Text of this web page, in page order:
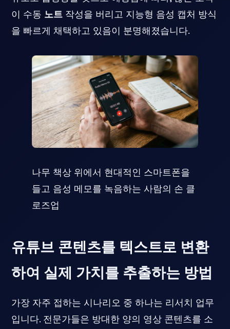
이 수동 노트 작성을 버리고 지능형 음성 캡처 방식
을 빠르게 채택하고 있음이 분명해졌습니다.
나무 책상 위에서 현대적인 스마트폰을
들고 음성 메모를 녹음하는 사람의 손 클
로즈업
유튜브 콘텐츠를 텍스트로 변환
하여 실제 가치를 추출하는 방법
가장 자주 접하는 시나리오 중 하나는 리서치 업무
입니다. 전문가들은 방대한 양의 영상 콘텐츠를 소